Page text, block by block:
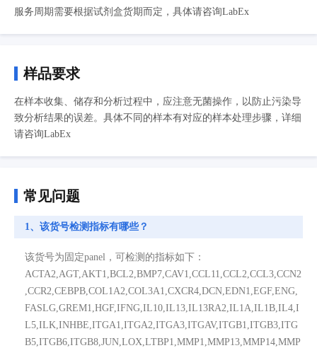
服务周期需要根据试剂盒货期而定，具体请咨询LabEx
样品要求
在样本收集、储存和分析过程中，应注意无菌操作，以防止污染导
致分析结果的误差。具体不同的样本有对应的样本处理步骤，详细
请咨询LabEx
常见问题
1、该货号检测指标有哪些？
该货号为固定panel，可检测的指标如下：
ACTA2,AGT,AKT1,BCL2,BMP7,CAV1,CCL11,CCL2,CCL3,CCN2
,CCR2,CEBPB,COL1A2,COL3A1,CXCR4,DCN,EDN1,EGF,ENG,
FASLG,GREM1,HGF,IFNG,IL10,IL13,IL13RA2,IL1A,IL1B,IL4,I
L5,ILK,INHBE,ITGA1,ITGA2,ITGA3,ITGAV,ITGB1,ITGB3,ITG
B5,ITGB6,ITGB8,JUN,LOX,LTBP1,MMP1,MMP13,MMP14,MMP